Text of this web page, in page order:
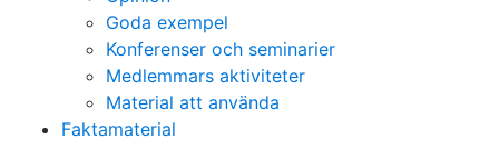
Goda exempel
Konferenser och seminarier
Medlemmars aktiviteter
Material att använda
Faktamaterial